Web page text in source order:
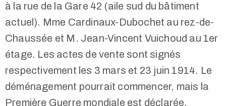
à la rue de la Gare 42 (aile sud du bâtiment
actuel). Mme Cardinaux-Dubochet au rez-de-
Chaussée et M. Jean-Vincent Vuichoud au 1er
étage. Les actes de vente sont signés
respectivement les 3 mars et 23 juin 1914. Le
déménagement pourrait commencer, mais la
Première Guerre mondiale est déclarée,